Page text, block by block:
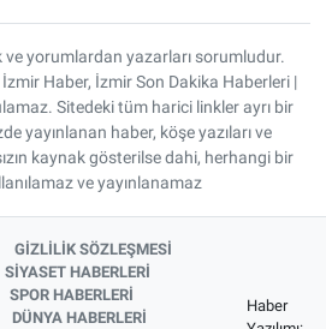
ve yorumlardan yazarları sorumludur.
Haber, İzmir Son Dakika Haberleri |
Sitedeki tüm harici linkler ayrı bir
yayınlanan haber, köşe yazıları ve
kaynak gösterilse dahi, herhangi bir
ve yayınlanamaz
GİZLİLİK SÖZLEŞMESİ
SİYASET HABERLERİ
SPOR HABERLERİ
DÜNYA HABERLERİ
Haber